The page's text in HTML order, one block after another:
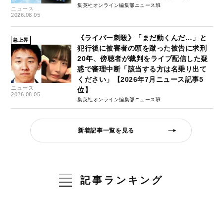
ニュース
2026.08.05
集英社オンライン編集部ニュース班
急上昇
ニュース
2026.08.05
《ライバー刺殺》「まだ動くんだ…」と
犯行後に被害者の頭を蹴った被告に求刑
20年、傍聴者が裁判をライブ配信した疑
惑で審理中断「該当する方は名乗り出て
ください」【2026年7月ニュース記事5
位】
集英社オンライン編集部ニュース班
新着記事一覧を見る
記事ランキング